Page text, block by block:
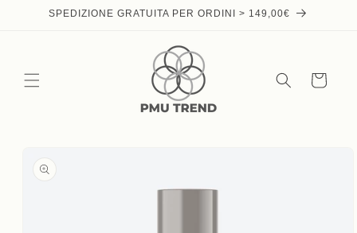
Skip toSPEDIZIONE GRATUITA PER ORDINI > 149,00€
Cart
information